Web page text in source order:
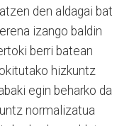
den aldagai bat
izango baldin
berri batean
hizkuntz
egin beharko da
normalizatua